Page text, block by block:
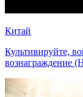
Китай
Культивируйте,
вознаграждение